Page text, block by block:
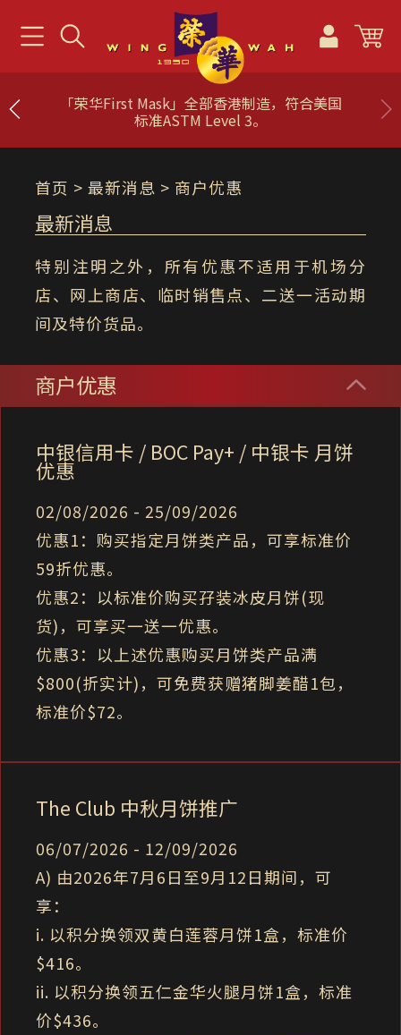
「荣华First Mask」全部香港制造，符合美国
标准ASTM Level 3。
首页 > 最新消息 > 商户优惠
最新消息
特别注明之外，所有优惠不适用于机场分
店、网上商店、临时销售点、二送一活动期
间及特价货品。
商户优惠
中银信用卡 / BOC Pay+ / 中银卡 月饼
优惠
02/08/2026 - 25/09/2026
优惠1：购买指定月饼类产品，可享标准价
59折优惠。
优惠2：以标准价购买孖装冰皮月饼(现
货)，可享买一送一优惠。
优惠3：以上述优惠购买月饼类产品满
$800(折实计)，可免费获赠猪脚姜醋1包，
标准价$72。
The Club 中秋月饼推广
06/07/2026 - 12/09/2026
A) 由2026年7月6日至9月12日期间，可
享：
i. 以积分换领双黄白莲蓉月饼1盒，标准价
$416。
ii. 以积分换领五仁金华火腿月饼1盒，标准
价$436。